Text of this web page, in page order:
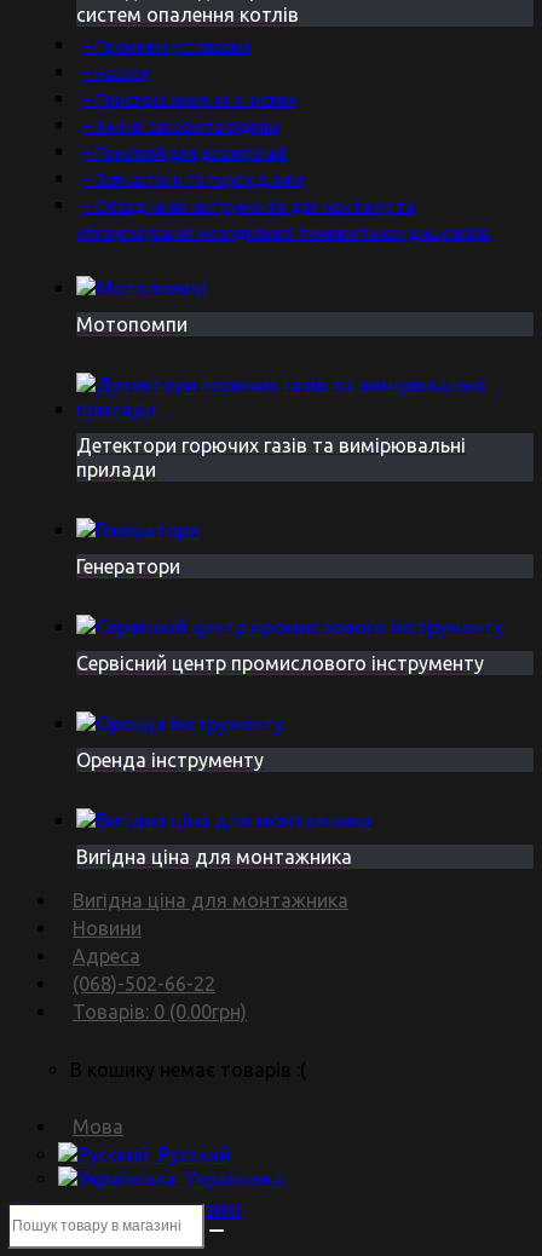
систем опалення котлів
– Промивні установки
– Насоси
– Пристрої хімічної очистки
– Хімічні засоби та рідини
– Пристрій для дезінфекції
– Запчастини та перехідники
– Обладнання інструменти для монтажу та
обслуговування холодильної техніки та кондиціонерів
Мотопомпи
Детектори горючих газів та вимірювальні
прилади
Генератори
Сервісний центр промислового інструменту
Оренда інструменту
Вигідна ціна для монтажника
Вигідна ціна для монтажника
Новини
Адреса
(068)-502-66-22
Товарів: 0 (0.00грн)
В кошику немає товарів :(
Мова
Русский
Українська
Пошук товару в магазині